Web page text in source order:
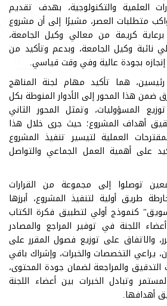
العلمية والتكنولوجية، بهدف تقديم
متطلبات العصر، مشيرًا إلى أن مشروع
كريمة من معالي وكيل الجامعة،
نائبة وكيل الجامعة، وبدعم وتأكيد من
بجودة عالية وفي وقت قياسي.
رئيسين، هما تأكيد مهام لجنة المناهج
ضمن هذا المحور إلى الأدوار المنوطة بكل
المسؤوليات، وتمثل المحور الثاني
أهداف المشروع؛ حيث جرى خلال هذا
العملية لتيسير تنفيذ المشروع
على أهمية العمل الجماعي والتواصل
توصلوا إلى مجموعة من القرارات
طريق أولية لتنفيذ المشروع، أبرزها
كنموذج أولي لتطبيق فكرة الكتاب
اللجنة في توفير المراجع والمصادر
والاتفاق على توزيع فصول المقرر على
يراعي التخصصات والخبرات، وإشراك باقي
والمراجعة لضمان جودة المحتوى،
وتبادل الخبرات بين أعضاء اللجنة
أهدافها.